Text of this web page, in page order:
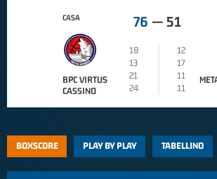
CASA
BPC VIRTUS
CASSINO
76 — 51
18
12
13
17
21
11
24
11
BOXSCORE PLAY BY PLAY TABELLINO